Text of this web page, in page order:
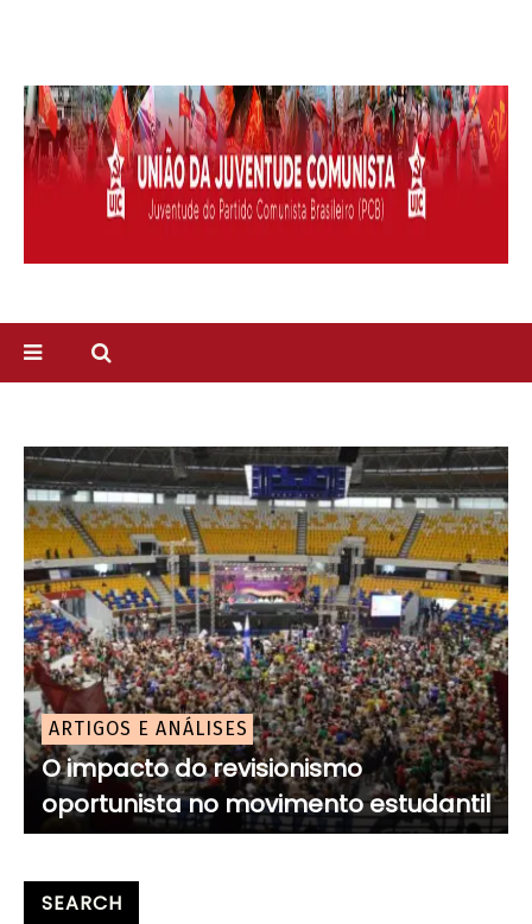
ARTIGOS E ANÁLISES
O impacto do revisionismo
oportunista no movimento estudantil
SEARCH